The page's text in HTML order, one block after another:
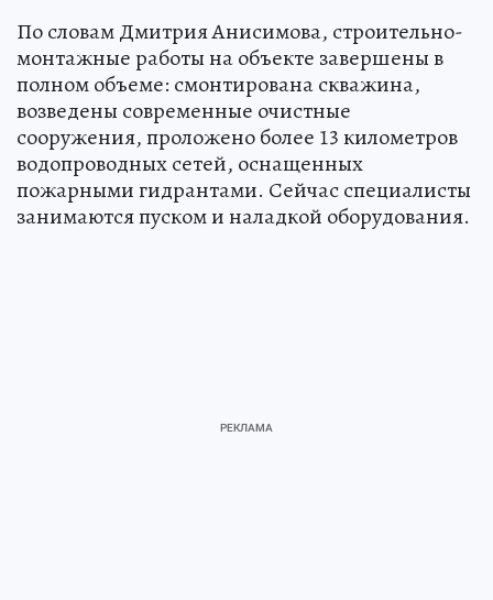
По словам Дмитрия Анисимова, строительно-
монтажные работы на объекте завершены в
полном объеме: смонтирована скважина,
возведены современные очистные
сооружения, проложено более 13 километров
водопроводных сетей, оснащенных
пожарными гидрантами. Сейчас специалисты
занимаются пуском и наладкой оборудования.